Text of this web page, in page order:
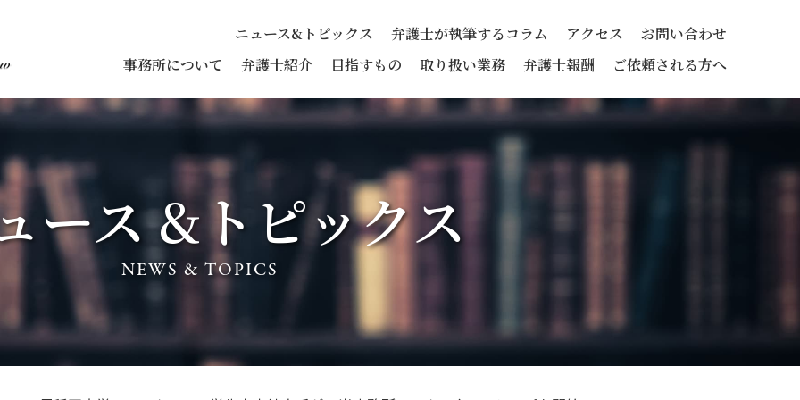
ニュース&トピックス 弁護士が執筆するコラム アクセス
お問い合わせ
事務所について
弁護士紹介 目指すもの 取り扱い業務 弁護士報酬 ご依頼される方へ
ース &トピックス
NEWS & TOPICS